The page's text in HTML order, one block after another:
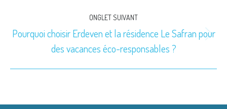
commentaireONGLET SUIVANT
Onglet
suivant
Pourquoi choisir Erdeven et la résidence Le Safran pour
des vacances éco-responsables ?